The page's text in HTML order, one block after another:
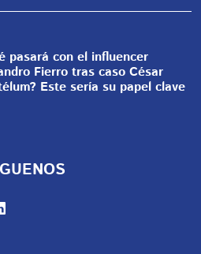
pasará con el influencer
Fierro tras caso César
Este sería su papel clave